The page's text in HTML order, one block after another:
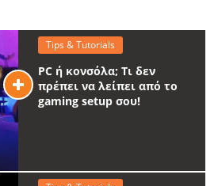
Tips & Tutorials
PC ή κονσόλα; Τι δεν
πρέπει να λείπει από το
gaming setup σου!